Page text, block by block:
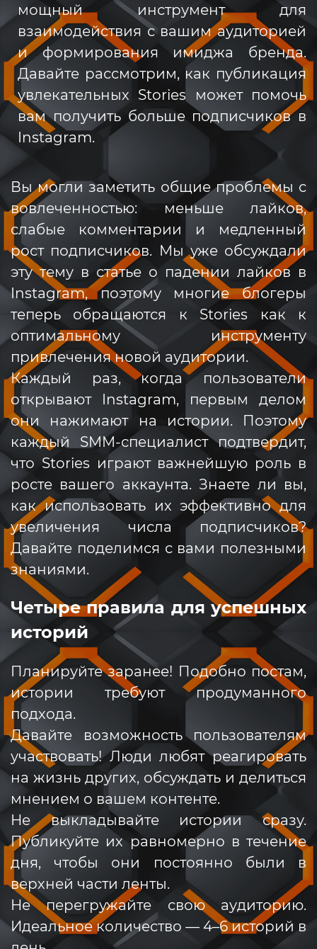
мощный инструмент для
взаимодействия с вашим аудиторией
и формирования имиджа бренда.
Давайте рассмотрим, как публикация
увлекательных Stories может помочь
вам получить больше подписчиков в
Instagram.
Вы могли заметить общие проблемы с
вовлеченностью: меньше лайков,
слабые комментарии и медленный
рост подписчиков. Мы уже обсуждали
эту тему в статье о падении лайков в
Instagram, поэтому многие блогеры
теперь обращаются к Stories как к
оптимальному инструменту
привлечения новой аудитории.
Каждый раз, когда пользователи
открывают Instagram, первым делом
они нажимают на истории. Поэтому
каждый SMM-специалист подтвердит,
что Stories играют важнейшую роль в
росте вашего аккаунта. Знаете ли вы,
как использовать их эффективно для
увеличения числа подписчиков?
Давайте поделимся с вами полезными
знаниями.
Четыре правила для успешных
историй
Планируйте заранее! Подобно постам,
истории требуют продуманного
подхода.
Давайте возможность пользователям
участвовать! Люди любят реагировать
на жизнь других, обсуждать и делиться
мнением о вашем контенте.
Не выкладывайте истории сразу.
Публикуйте их равномерно в течение
дня, чтобы они постоянно были в
верхней части ленты.
Не перегружайте свою аудиторию.
Идеальное количество — 4–6 историй в